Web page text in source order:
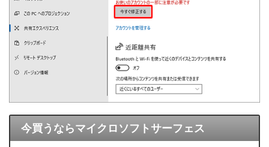
今買うならマイクロソフトサーフェス